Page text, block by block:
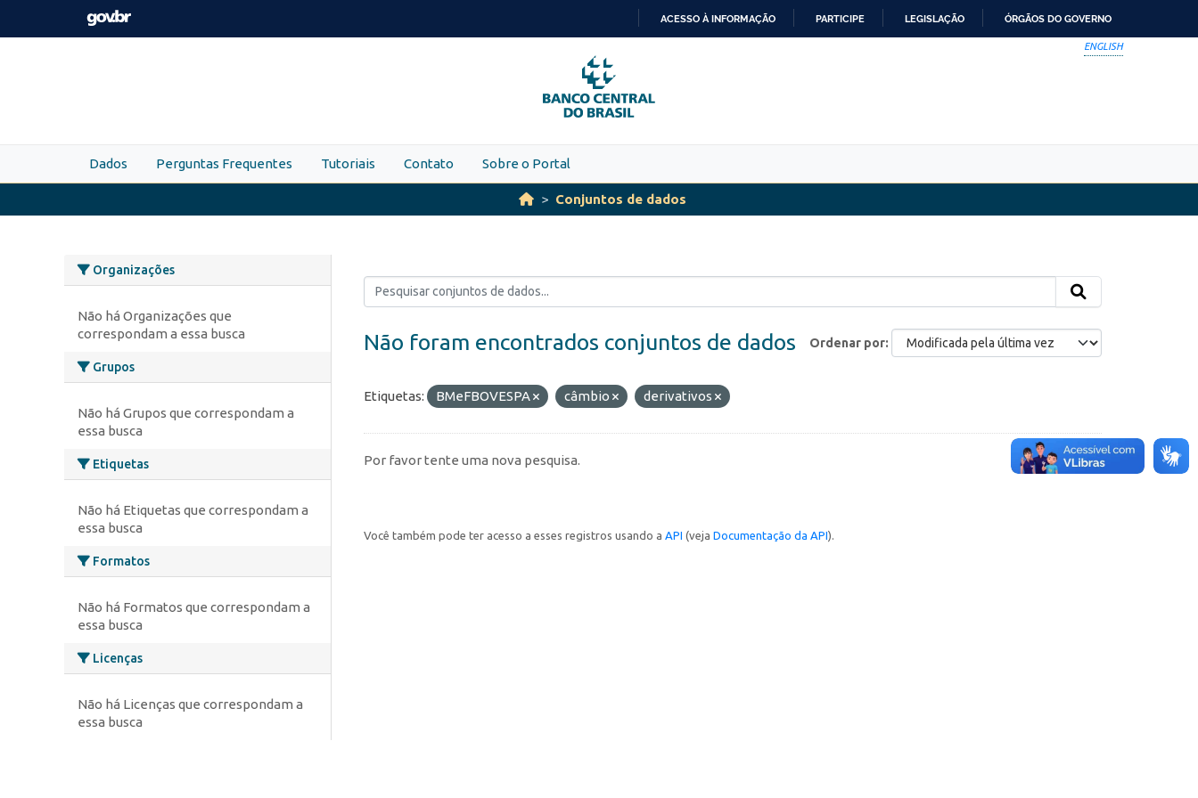
Skip to main content
PARA
O
CONTEÚDO
ACESSO À INFORMAÇÃO PARTICIPE LEGISLAÇÃO ÓRGÃOS DO GOVERNO
ENGLISH
Dados Perguntas Frequentes Tutoriais Contato Sobre o Portal
Conjuntos de dados
Organizações
Não há Organizações que
correspondam a essa busca
Grupos
Não há Grupos que correspondam a
essa busca
Etiquetas
Não há Etiquetas que correspondam a
essa busca
Formatos
Não há Formatos que correspondam a
essa busca
Licenças
Não há Licenças que correspondam a
essa busca
Ordenar por
Não foram encontrados conjuntos de dados
Etiquetas: BMeFBOVESPA câmbio derivativos
Por favor tente uma nova pesquisa.
Você também pode ter acesso a esses registros usando a API (veja Documentação da API).